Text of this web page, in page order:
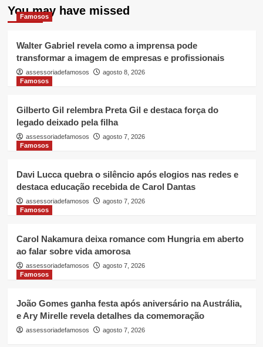
You may have missed
Famosos
Walter Gabriel revela como a imprensa pode
transformar a imagem de empresas e profissionais
assessoriadefamosos
agosto 8, 2026
Famosos
Gilberto Gil relembra Preta Gil e destaca força do
legado deixado pela filha
assessoriadefamosos
agosto 7, 2026
Famosos
Davi Lucca quebra o silêncio após elogios nas redes e
destaca educação recebida de Carol Dantas
assessoriadefamosos
agosto 7, 2026
Famosos
Carol Nakamura deixa romance com Hungria em aberto
ao falar sobre vida amorosa
assessoriadefamosos
agosto 7, 2026
Famosos
João Gomes ganha festa após aniversário na Austrália,
e Ary Mirelle revela detalhes da comemoração
assessoriadefamosos agosto 7, 2026